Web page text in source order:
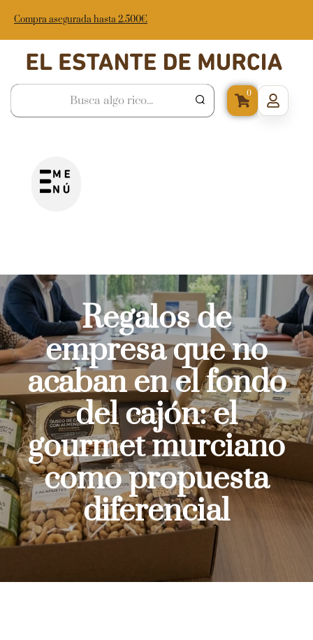
Compra asegurada hasta 2.500€
0
Regalos de
empresa que no
acaban en el fondo
del cajón: el
gourmet murciano
como propuesta
diferencial